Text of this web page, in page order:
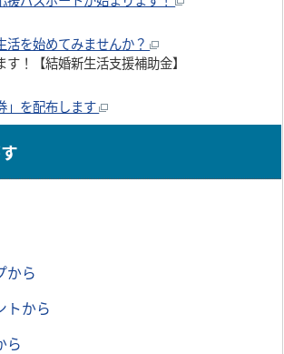
活を始めてみませんか？
！【結婚新生活支援補助金】
」を配布します
から
トから
ら